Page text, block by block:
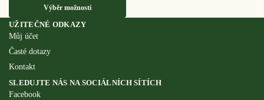
Výběr možností
UŽITEČNÉ ODKAZY
Můj účet
Časté dotazy
Kontakt
SLEDUJTE NÁS NA SOCIÁLNÍCH SÍTÍCH
Facebook